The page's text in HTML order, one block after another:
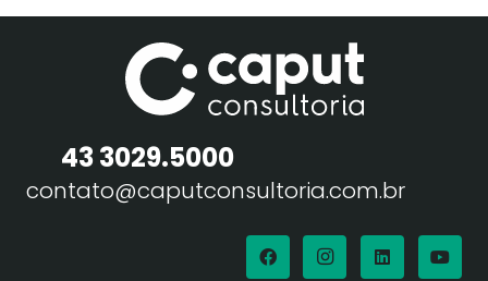
43 3029.5000
contato@caputconsultoria.com.br